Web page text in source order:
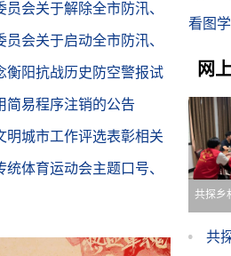
会关于解除全市防汛、
四级应急响应的通知
会关于启动全市防汛、
四级应急响应的通知
衡阳抗战历史防空警报试
简易程序注销的公告
明城市工作评选表彰相关
体育运动会主题口号、
传画公开征集公告
看图
网
共探乡
选
共